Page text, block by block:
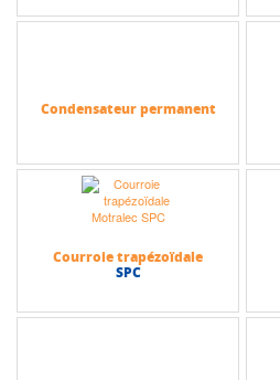
• Arbre en acier traité par phosphatation,
• Système d'isolation de classe F avec
une utilisation continue jusqu'à 60°C
l'hélice entraînée pour une
• Boîte à bornes composite ou aluminium
raccordement normalisée et presse-
• Joints d'étanchéité en néoprène et
Caractéristiques techniques
±10 %
Condensateur permanent
Courroie trapézoïdale
SPC